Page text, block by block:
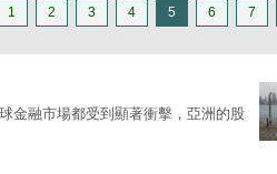
1 2 3 4 5 6 7
金融市場都受到顯著衝擊，亞洲的股